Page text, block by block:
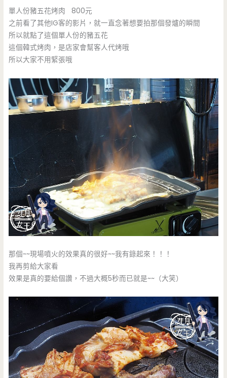
單人份豬五花烤肉 800元
之前看了其他IG客的影片，就一直念著想要拍那個發爐的瞬間
所以就點了這個單人份的豬五花
這個韓式烤肉，是店家會幫客人代烤哦
所以大家不用緊張哦
那個~~現場噴火的效果真的很好~~我有錄起來！！！
我再剪給大家看
效果是真的要給個讚，不過大概5秒而已就是~~（大笑）